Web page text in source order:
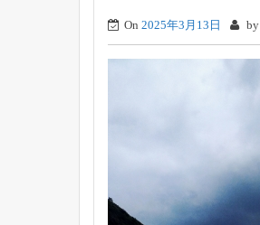
On 2025年3月13日 by